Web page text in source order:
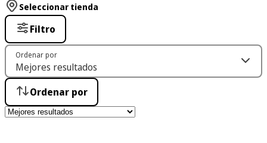
Seleccionar tienda
Filtro
Ordenar por
Ordenar por